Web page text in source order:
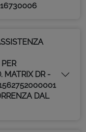
MATRIX DR -
DAL